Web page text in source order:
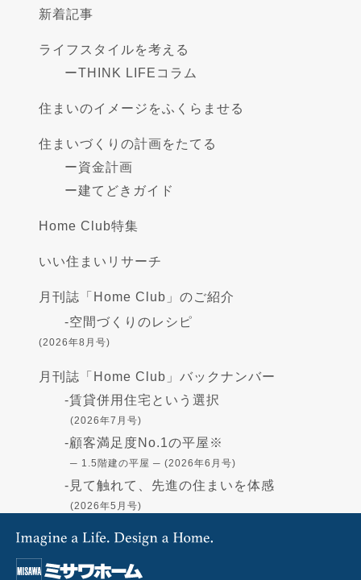
新着記事
ライフスタイルを考える
ーTHINK LIFEコラム
住まいのイメージをふくらませる
住まいづくりの計画をたてる
ー資金計画
ー建てどきガイド
Home Club特集
いい住まいリサーチ
月刊誌「Home Club」のご紹介
-空間づくりのレシピ
(2026年8月号)
月刊誌「Home Club」バックナンバー
-賃貸併用住宅という選択
(2026年7月号)
-顧客満足度No.1の平屋※
─ 1.5階建の平屋 ─ (2026年6月号)
- 見て触れて、先進の住まいを体感
(2026年5月号)
(2026年4月号)
-住まいづくりの資金